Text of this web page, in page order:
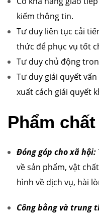
kiếm thông tin.
Tư duy liên tục cải
thức để phục vụ tốt
Tư duy chủ động
Tư duy giải quyết
xuất cách giải quyết
Phẩm chất
Đóng góp cho xã hội:
về sản phẩm, vật
hình về dịch vụ, hài
Công bằng và trung